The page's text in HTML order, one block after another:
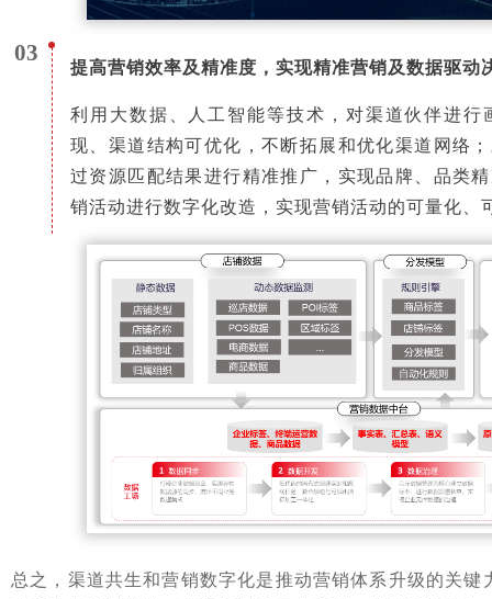
03
提高营销效率及精准度，实现精准营销及数据驱动
利用大数据、人工智能等技术，对渠道伙伴进
现、渠道结构可优化，不断拓展和优化渠道网络
过资源匹配结果进行精准推广，实现品牌、品类
销活动进行数字化改造，实现营销活动的可量化、
总之，渠道共生和营销数字化是推动营销体系升级的关